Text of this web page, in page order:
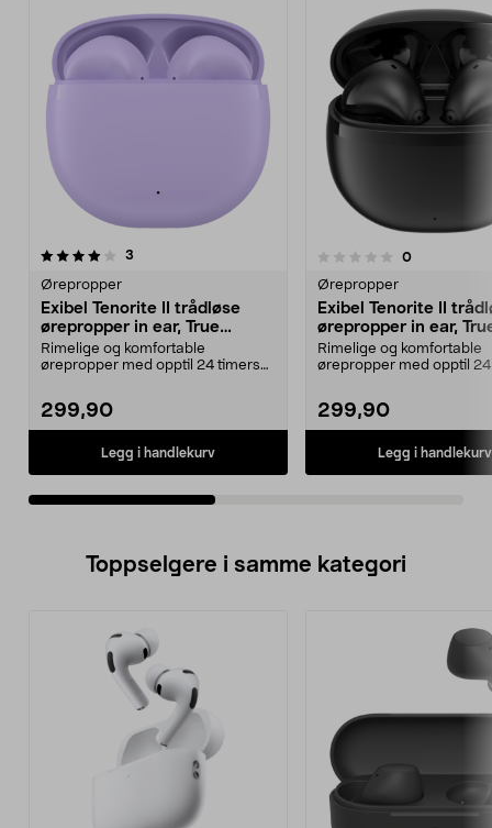
3
Ørepropper
Exibel Tenorite II trådløse
ørepropper in ear, True
Wireless
Rimelige og komfortable
ørepropper med opptil 24 timers
299,90
Legg i handlekurv
0.0 av 5 stjerner 0anmeldelser
Ørepropper
Exibel Tenorite II
ørepropper in ear,
Wireless
Rimelige og komfortable
ørepropper med opptil
299,90
Legg i handlekurv
0.0 av 5 stjerner
Toppselgere i samme kategori